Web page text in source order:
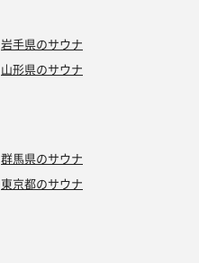
岩手県のサウナ
山形県のサウナ
群馬県のサウナ
東京都のサウナ